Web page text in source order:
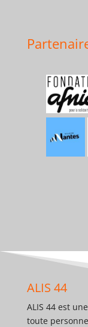
ALIS 44
ALIS 44 est
toute